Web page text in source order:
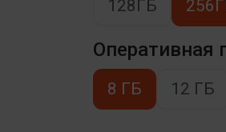
128ГБ
Оперативная
8 ГБ 12 ГБ